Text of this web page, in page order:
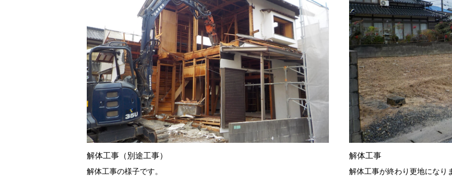
解体工事（別途工事）
解体工事の様子です。
解体工事
解体工事が終わり更地になり